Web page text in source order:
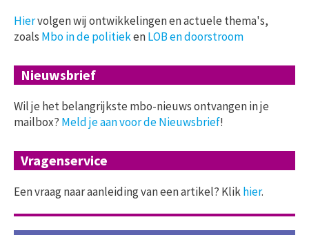
Hiervolgen wij ontwikkelingen en actuele thema's,
zoals Mbo in de politiekenLOB en doorstroom
Nieuwsbrief
Wil je het belangrijkste mbo-nieuws ontvangen in je
mailbox? Meld je aan voor de Nieuwsbrief!
Vragenservice
Een vraag naar aanleiding van een artikel? Klikhier.